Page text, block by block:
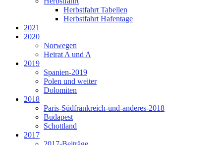
Herbstfahrt Tabellen
Herbstfahrt Hafentage
2021
2020
Norwegen
Heirat A und A
2019
Spanien-2019
Polen und weiter
Dolomiten
2018
Paris-Südfrankreich-und-anderes-2018
Budapest
Schottland
2017